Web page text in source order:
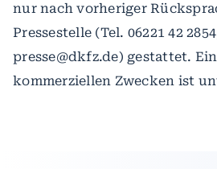
nur nach vorheriger
Pressestelle (Tel. 06221 42
presse@dkfz.de) gestattet.
kommerziellen Zwecken ist